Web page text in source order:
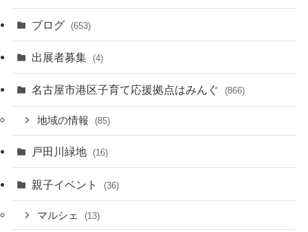
ブログ (653)
出展者募集 (4)
名古屋市港区子育て応援拠点はみんぐ (866)
地域の情報 (85)
戸田川緑地 (16)
親子イベント (36)
マルシェ (13)